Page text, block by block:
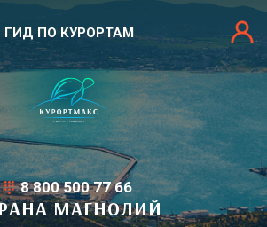
ГИД ПО КУРОРТАМ
8 800 500 77 66
МАГНОЛИЙ